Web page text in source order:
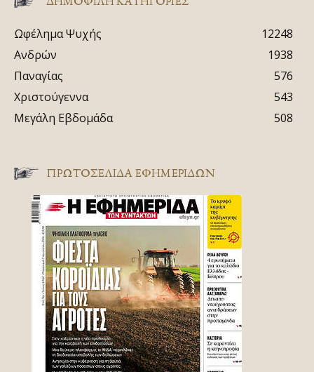
Ωφέλημα Ψυχής
12248
Ανδρών
1938
Παναγίας
576
Χριστούγεννα
543
Μεγάλη Εβδομάδα
508
ΠΡΩΤΟΣΈΛΙΔΑ ΕΦΗΜΕΡΊΔΩΝ